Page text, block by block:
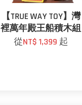
【TRUE WAY TOY】灣
裡萬年殿王船積木組
從NT$ 1,399 起